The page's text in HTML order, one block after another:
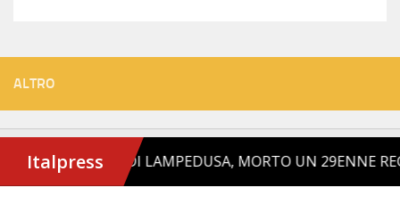
ALTRO